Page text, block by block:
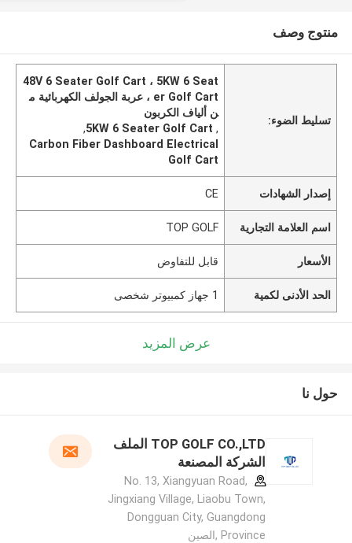
منتوج وصف
تسليط الضوء:
48V 6 Seater Golf Cart ، 5KW 6 Seat
er Golf Cart ، عربة الجولف الكهربائية م
ن ألياف الكربون
,
5KW 6 Seater Golf Cart
,
Carbon Fiber Dashboard Electrical
Golf Cart
إصدار الشهادات CE
اسم العلامة التجارية TOP GOLF
الأسعار قابل للتفاوض
الحد الأدنى لكمية 1 جهاز كمبيوتر شخصى
عرض المزيد
حول نا
TOP GOLF CO.,LTD الملف
الشركة المصنعة
No. 13, Xiangyuan Road,
Jingxiang Village, Liaobu Town,
Dongguan City, Guangdong
Province ,الصين